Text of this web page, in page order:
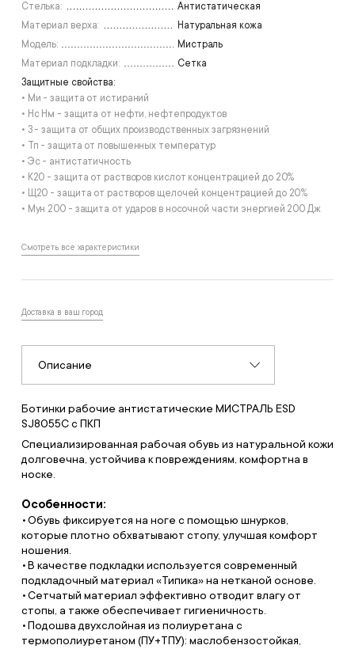
Стелька:
Антистатическая
Материал верха:
Натуральная кожа
Модель:
Мистраль
Материал подкладки:
Сетка
Защитные свойства:
• Ми - защита от истираний
• Нс Нм - защита от нефти, нефтепродуктов
• З - защита от общих производственных загрязнений
• Тп - защита от повышенных температур
• Эс - антистатичность
• К20 - защита от растворов кислот концентрацией до 20%
• Щ20 - защита от растворов щелочей концентрацией до 20%
• Мун 200 - защита от ударов в носочной части энергией 200 Дж
Смотреть все характеристики
Доставка в ваш город
Описание
Ботинки рабочие антистатические МИСТРАЛЬ ESD
SJ8055C с ПКП
Специализированная рабочая обувь из натуральной кожи
долговечна, устойчива к повреждениям, комфортна в
носке.
Особенности:
Обувь фиксируется на ноге с помощью шнурков,
которые плотно обхватывают стопу, улучшая комфорт
ношения.
В качестве подкладки используется современный
подкладочный материал «Типика» на нетканой основе.
Сетчатый материал эффективно отводит влагу от
стопы, а также обеспечивает гигиеничность.
Подошва двухслойная из полиуретана с
термополиуретаном (ПУ+ТПУ): маслобензостойкая,